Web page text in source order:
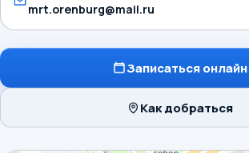
mrt.orenburg@mail.ru
Записаться онлайн
Как добраться